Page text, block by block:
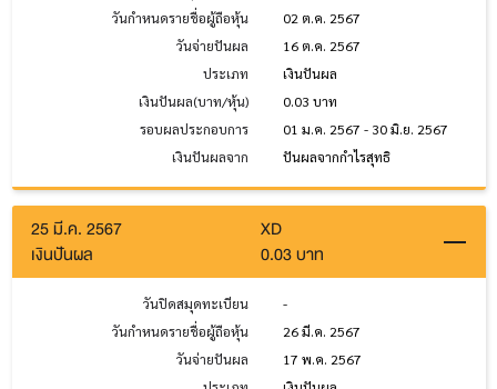
วันกำหนดรายชื่อผู้ถือหุ้น
02 ต.ค. 2567
วันจ่ายปันผล
16 ต.ค. 2567
ประเภท
เงินปันผล
เงินปันผล(บาท/หุ้น)
0.03 บาท
รอบผลประกอบการ
01 ม.ค. 2567 - 30 มิ.ย. 2567
เงินปันผลจาก
ปันผลจากกำไรสุทธิ
25 มี.ค. 2567
XD
เงินปันผล
0.03 บาท
วันปิดสมุดทะเบียน
-
วันกำหนดรายชื่อผู้ถือหุ้น
26 มี.ค. 2567
วันจ่ายปันผล
17 พ.ค. 2567